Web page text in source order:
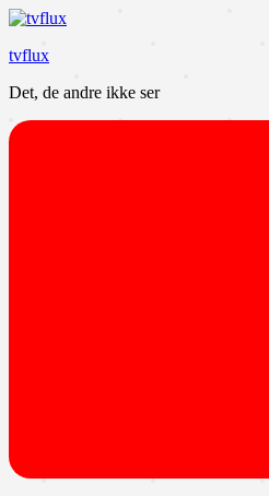
Videre
indhold
tvflux
Det, de andre ikke ser